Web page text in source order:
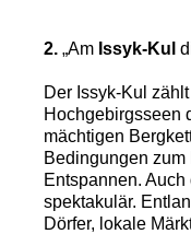
2. „Am Issyk-Kul
Der Issyk-Kul
Hochgebirgsseen
mächtigen
Bedingungen zum
Entspannen.
spektakulär.
Dörfer, lokale